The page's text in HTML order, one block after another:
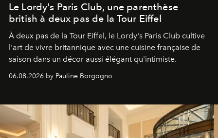
Le Lordy's Paris Club, une parenthèse
british à deux pas de la Tour Eiffel
À deux pas de la Tour Eiffel, le Lordy's Paris Club cultive
l'art de vivre britannique avec une cuisine française de
saison dans un décor aussi élégant qu'intimiste.
06.08.2026 by Pauline Borgogno